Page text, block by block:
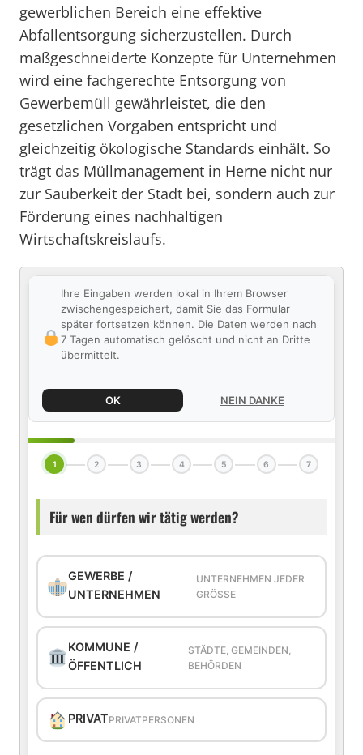
gewerblichen Bereich eine effektive
Abfallentsorgung sicherzustellen. Durch
maßgeschneiderte Konzepte für Unternehmen
wird eine fachgerechte Entsorgung von
Gewerbemüll gewährleistet, die den
gesetzlichen Vorgaben entspricht und
gleichzeitig ökologische Standards einhält. So
trägt das Müllmanagement in Herne nicht nur
zur Sauberkeit der Stadt bei, sondern auch zur
Förderung eines nachhaltigen
Wirtschaftskreislaufs.
Ihre Eingaben werden lokal in Ihrem Browser
zwischengespeichert, damit Sie das Formular
später fortsetzen können. Die Daten werden nach
7 Tagen automatisch gelöscht und nicht an Dritte
übermittelt.
OK NEIN DANKE
1 2 3 4 5 6 7
Für wen dürfen wir tätig werden?
GEWERBE /
UNTERNEHMEN
UNTERNEHMEN JEDER
GRÖSSE
KOMMUNE /
ÖFFENTLICH
STÄDTE, GEMEINDEN,
BEHÖRDEN
PRIVATPRIVATPERSONEN